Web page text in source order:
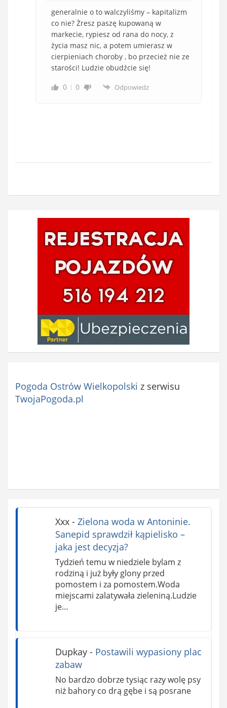
generalnie o to walczyliśmy – kapitalizm
co nie? Żresz paszę kupowaną w
markecie, rypiesz od rana do nocy, z
życia masz nic, a potem umierasz w
cierpieniach choroby , bo przecież nie ze
starości! Ludzie obudźcie się!
0
0 Odpowiedz
Pogoda Ostrów Wielkopolski z serwisu
TwojaPogoda.pl
Xxx- Zielona woda w Antoninie.
Sanepid sprawdził kąpielisko –
jaka jest decyzja?
Tydzień temu w niedziele bylam z
rodziną i już były glony przed
pomostem i za pomostem.Woda
miejscami zalatywała zieleniną.Ludzie
je…
Dupkay- Postawili wypasiony plac
zabaw
No bardzo dobrze tysiąc razy wolę psy
niż bahory co drą gębe i są posrane